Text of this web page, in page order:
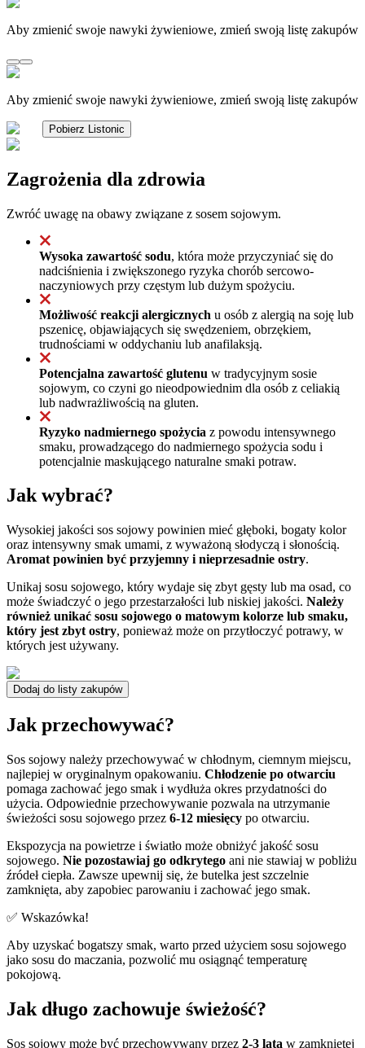
Aby zmienić swoje nawyki żywieniowe, zmień swoją listę zakupów
Aby zmienić swoje nawyki żywieniowe, zmień swoją listę zakupów
Pobierz Listonic
Zagrożenia dla zdrowia
Zwróć uwagę na obawy związane z sosem sojowym.
Wysoka zawartość sodu, która może przyczyniać się do
nadciśnienia i zwiększonego ryzyka chorób sercowo-
naczyniowych przy częstym lub dużym spożyciu.
Możliwość reakcji alergicznych u osób z alergią na soję lub
pszenicę, objawiających się swędzeniem, obrzękiem,
trudnościami w oddychaniu lub anafilaksją.
Potencjalna zawartość glutenu w tradycyjnym sosie
sojowym, co czyni go nieodpowiednim dla osób z celiakią
lub nadwrażliwością na gluten.
Ryzyko nadmiernego spożycia z powodu intensywnego
smaku, prowadzącego do nadmiernego spożycia sodu i
potencjalnie maskującego naturalne smaki potraw.
Jak wybrać?
Wysokiej jakości sos sojowy powinien mieć głęboki, bogaty kolor
oraz intensywny smak umami, z wyważoną słodyczą i słonością.
Aromat powinien być przyjemny i nieprzesadnie ostry.
Unikaj sosu sojowego, który wydaje się zbyt gęsty lub ma osad, co
może świadczyć o jego przestarzałości lub niskiej jakości. Należy
również unikać sosu sojowego o matowym kolorze lub smaku,
który jest zbyt ostry, ponieważ może on przytłoczyć potrawy, w
których jest używany.
Dodaj do listy zakupów
Jak przechowywać?
Sos sojowy należy przechowywać w chłodnym, ciemnym miejscu,
najlepiej w oryginalnym opakowaniu. Chłodzenie po otwarciu
pomaga zachować jego smak i wydłuża okres przydatności do
użycia. Odpowiednie przechowywanie pozwala na utrzymanie
świeżości sosu sojowego przez 6-12 miesięcy po otwarciu.
Ekspozycja na powietrze i światło może obniżyć jakość sosu
sojowego. Nie pozostawiaj go odkrytego ani nie stawiaj w pobliżu
źródeł ciepła. Zawsze upewnij się, że butelka jest szczelnie
zamknięta, aby zapobiec parowaniu i zachować jego smak.
✅ Wskazówka!
Aby uzyskać bogatszy smak, warto przed użyciem sosu sojowego
jako sosu do maczania, pozwolić mu osiągnąć temperaturę
pokojową.
Jak długo zachowuje świeżość?
Sos sojowy może być przechowywany przez 2-3 lata w zamkniętej